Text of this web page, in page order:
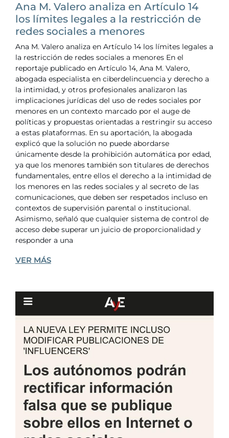
Ana M. Valero analiza en Artículo 14
los límites legales a la restricción de
redes sociales a menores
Ana M. Valero analiza en Artículo 14 los límites legales a
la restricción de redes sociales a menores En el
reportaje publicado en Artículo 14, Ana M. Valero,
abogada especialista en ciberdelincuencia y derecho a
la intimidad, y otros profesionales analizaron las
implicaciones jurídicas del uso de redes sociales por
menores en un contexto marcado por el auge de
políticas y propuestas orientadas a restringir su acceso
a estas plataformas. En su aportación, la abogada
explicó que la solución no puede abordarse
únicamente desde la prohibición automática por edad,
ya que los menores también son titulares de derechos
fundamentales, entre ellos el derecho a la intimidad de
los menores en las redes sociales y al secreto de las
comunicaciones, que deben ser respetados incluso en
contextos de supervisión parental o institucional.
Asimismo, señaló que cualquier sistema de control de
acceso debe superar un juicio de proporcionalidad y
responder a una
VER MÁS